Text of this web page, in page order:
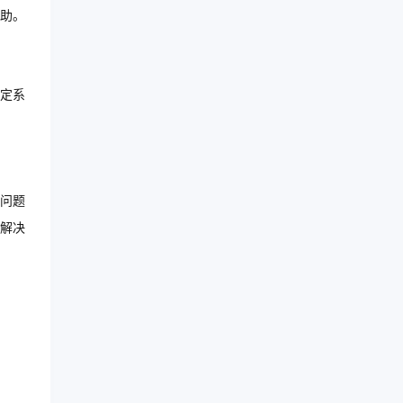
。
系
题
决